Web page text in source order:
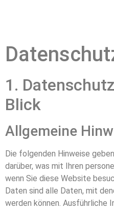
1.
Blick
Allgemeine
Die folgenden Hinweise
darüber, was mit Ihren
wenn Sie diese Website
Daten sind alle Daten, mit
werden können. Ausführliche